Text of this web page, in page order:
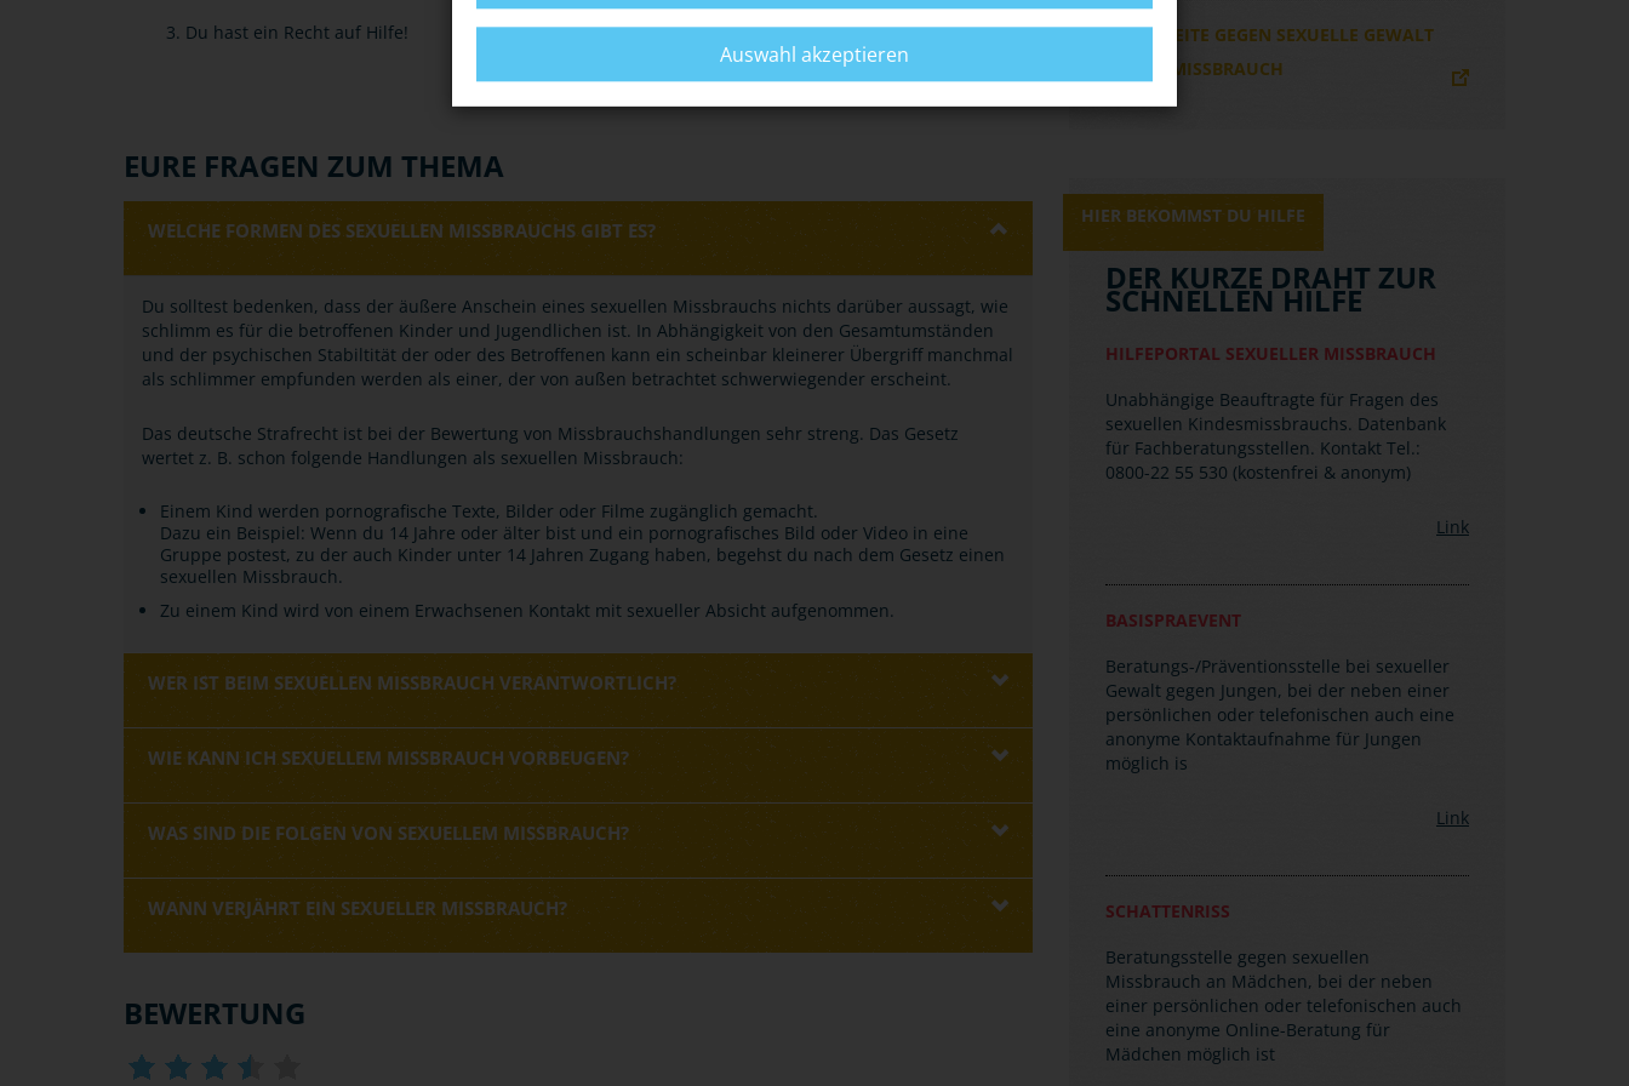
3. Du hast ein Recht auf Hilfe!
EURE FRAGEN ZUM THEMA
WELCHE FORMEN DES SEXUELLEN MISSBRAUCHS GIBT ES?
Du solltest bedenken, dass der äußere Anschein eines sexuellen Missbrauchs nichts darüber aussagt, wie
schlimm es für die betroffenen Kinder und Jugendlichen ist. In Abhängigkeit von den Gesamtumständen
und der psychischen Stabiltität der oder des Betroffenen kann ein scheinbar kleinerer Übergriff manchmal
als schlimmer empfunden werden als einer, der von außen betrachtet schwerwiegender erscheint.
Das deutsche Strafrecht ist bei der Bewertung von Missbrauchshandlungen sehr streng. Das Gesetz
wertet z. B. schon folgende Handlungen als sexuellen Missbrauch:
Einem Kind werden pornografische Texte, Bilder oder Filme zugänglich gemacht.
Dazu ein Beispiel: Wenn du 14 Jahre oder älter bist und ein pornografisches Bild oder Video in eine
Gruppe postest, zu der auch Kinder unter 14 Jahren Zugang haben, begehst du nach dem Gesetz einen
sexuellen Missbrauch.
Zu einem Kind wird von einem Erwachsenen Kontakt mit sexueller Absicht aufgenommen.
WER IST BEIM SEXUELLEN MISSBRAUCH VERANTWORTLICH?
WIE KANN ICH SEXUELLEM MISSBRAUCH VORBEUGEN?
WAS SIND DIE FOLGEN VON SEXUELLEM MISSBRAUCH?
WANN VERJÄHRT EIN SEXUELLER MISSBRAUCH?
BEWERTUNG
WEBSEITE GEGEN SEXUELLE GEWALT
UND MISSBRAUCH
HIER BEKOMMST DU HILFE
DER KURZE DRAHT ZUR
SCHNELLEN HILFE
HILFEPORTAL SEXUELLER MISSBRAUCH
Unabhängige Beauftragte für Fragen des
sexuellen Kindesmissbrauchs. Datenbank
für Fachberatungsstellen. Kontakt Tel.:
0800-22 55 530 (kostenfrei & anonym)
Link
BASISPRAEVENT
Beratungs-/Präventionsstelle bei sexueller
Gewalt gegen Jungen, bei der neben einer
persönlichen oder telefonischen auch eine
anonyme Kontaktaufnahme für Jungen
möglich is
Link
SCHATTENRISS
Beratungsstelle gegen sexuellen
Missbrauch an Mädchen, bei der neben
einer persönlichen oder telefonischen auch
eine anonyme Online-Beratung für
Mädchen möglich ist
Auswahl akzeptieren